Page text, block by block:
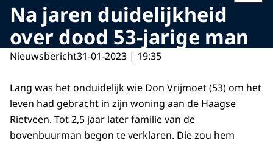
Na jaren duidelijkheid
over dood 53-jarige man
Nieuwsbericht31-01-2023 | 19:35
Lang was het onduidelijk wie Don Vrijmoet (53) om het
leven had gebracht in zijn woning aan de Haagse
Rietveen. Tot 2,5 jaar later familie van de
bovenbuurman begon te verklaren. Die zou hem